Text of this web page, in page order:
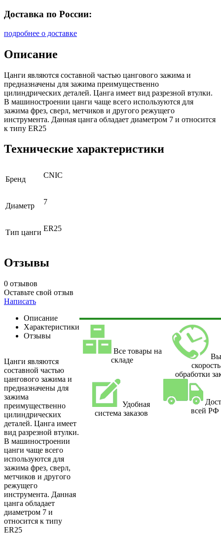
Доставка по России:
подробнее о доставке
Описание
Цанги являются составной частью цангового зажима и
предназначены для зажима преимущественно
цилиндрических деталей. Цанга имеет вид разрезной втулки.
В машиностроении цанги чаще всего используются для
зажима фрез, сверл, метчиков и другого режущего
инструмента. Данная цанга обладает диаметром 7 и относится
к типу ER25
Технические характеристики
Бренд CNIC
Диаметр 7
Тип цанги ER25
Отзывы
0 отзывов
Оставьте свой отзыв
Написать
Описание
Характеристики
Отзывы
Цанги являются
составной частью
цангового зажима и
предназначены для
зажима
преимущественно
цилиндрических
деталей. Цанга имеет
вид разрезной втулки.
В машиностроении
цанги чаще всего
используются для
зажима фрез, сверл,
метчиков и другого
режущего
инструмента. Данная
цанга обладает
диаметром 7 и
относится к типу
ER25
Все товары на
складе
скорость
обработки
Удобная
система заказов
всей РФ